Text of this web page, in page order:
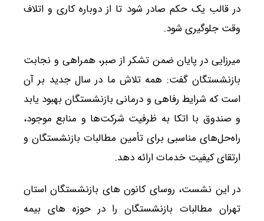
در قالب یک حکم صادر شود تا از دوباره کاری و اتلاف
وقت جلوگیری شود.
میرزایی در پایان ضمن تشکر از صبر، همراهی و نجابت
بازنشستگان گفت: همه تلاش ما در سال جدید بر آن
است که شرایط رفاهی و درمانی بازنشستگان بهبود یابد
و صندوق با اتکا به ظرفیت شرکت‌ها و منابع موجود،
راه‌حل‌های مناسبی برای تأمین مطالبات بازنشستگان و
ارتقای کیفیت خدمات ارائه دهد.
در این نشست، روسای کانون های بازنشستگان استان
تهران مطالبات بازنشستگان را در حوزه های بیمه